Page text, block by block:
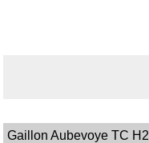
Gaillon Aubevoye TC H2